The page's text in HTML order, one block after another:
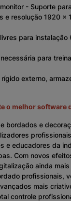
- Suporte
e resolução 1920 x
para instalação
para
externo,
o melhor software
bordados e
e educadores da
Com novos
ainda
profissionais,
mais
controle